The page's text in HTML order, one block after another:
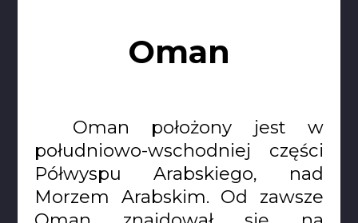
Oman
Oman położony jest w
południowo-wschodniej części
Półwyspu Arabskiego, nad
Morzem Arabskim. Od zawsze